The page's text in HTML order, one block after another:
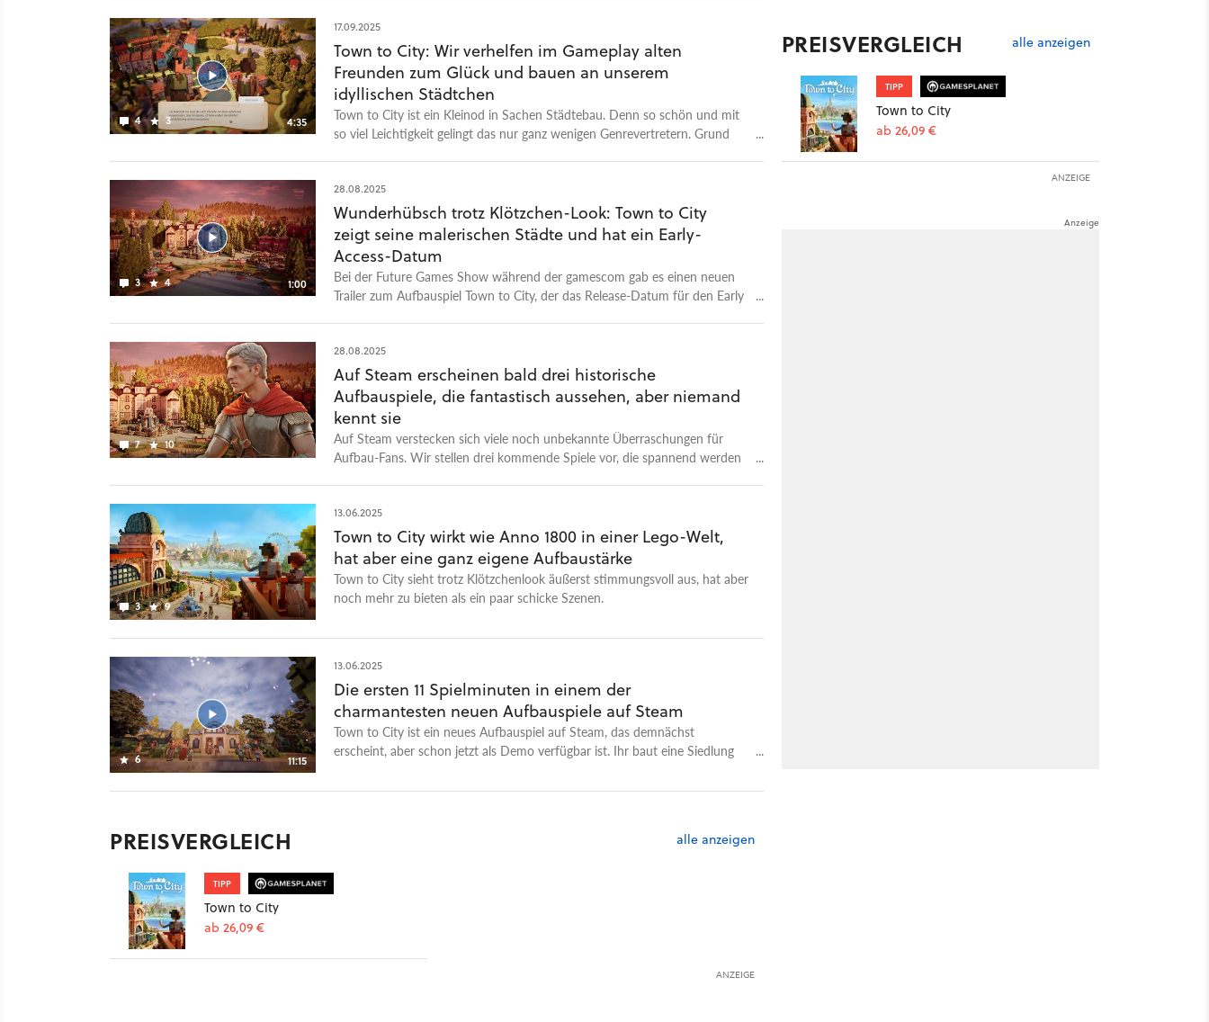
4 3 4:35
17.09.2025
Town to City: Wir verhelfen im Gameplay alten
Freunden zum Glück und bauen an unserem
idyllischen Städtchen
Town to City ist ein Kleinod in Sachen Städtebau. Denn so schön und mit
so viel Leichtigkeit gelingt das nur ganz wenigen Genrevertretern. Grund
genauer wissen wollt, was wir an Town to City gut finden und wo es noch
Potenzial gibt, lest unseren Early-Access-Test. Da gehen wir dann auch
genauer darauf ein, wie die Simulation funktioniert und welche
Herausforderungen euch erwarten. Town to City ist am 16. September bei
Steam gestartet und will etwa sechs bis acht Monate im Early Access
bleiben.
3 4 1:00
28.08.2025
Wunderhübsch trotz Klötzchen-Look: Town to City
zeigt seine malerischen Städte und hat ein Early-
Access-Datum
Bei der Future Games Show während der gamescom gab es einen neuen
Trailer zum Aufbauspiel Town to City, der das Release-Datum für den Early
to City bietet aber nicht nur eine einzigartige Optik, die trotz der vielen
Kanten erstaunlich hübsche Städte hervorbringt. Das Spiel bietet
außerdem viele kreative Freiheiten und fördert den Schönbau über die
Spielmechanik. Beispielsweise wünschen sich Bewohner häufig Häuser in
bestimmten Umgebungen und mit bestimmter Dekoration. Der Early
Access soll laut Steamseite etwa sechs bis acht Monate dauern. Wie immer
kann es aber gut sein, dass diese Phase noch ein Weilchen länger anhält.
7 10
28.08.2025
Auf Steam erscheinen bald drei historische
Aufbauspiele, die fantastisch aussehen, aber niemand
kennt sie
Auf Steam verstecken sich viele noch unbekannte Überraschungen für
Aufbau-Fans. Wir stellen drei kommende Spiele vor, die spannend werden
3 9
13.06.2025
Town to City wirkt wie Anno 1800 in einer Lego-Welt,
hat aber eine ganz eigene Aufbaustärke
Town to City sieht trotz Klötzchenlook äußerst stimmungsvoll aus, hat aber
noch mehr zu bieten als ein paar schicke Szenen.
6 11:15
13.06.2025
Die ersten 11 Spielminuten in einem der
charmantesten neuen Aufbauspiele auf Steam
Town to City ist ein neues Aufbauspiel auf Steam, das demnächst
erscheint, aber schon jetzt als Demo verfügbar ist. Ihr baut eine Siedlung
anziehen. Doch damit sie kommen wollen, muss die bereits vorhandene
to City ist grandios darin, zum Schönbauen zu animieren und bietet eine
PREISVERGLEICH alle anzeigen
TIPP
Town to City
ab 26,09 €
ANZEIGE
PREISVERGLEICH alle anzeigen
TIPP
Town to City
ab 26,09 €
ANZEIGE